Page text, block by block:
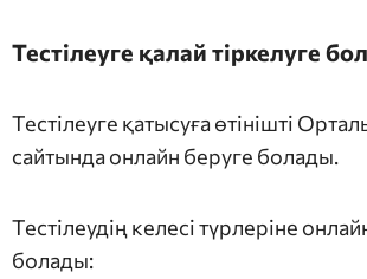
Тестілеуге қалай тіркелуге
Тестілеуге қатысуға өтінішті
сайтында онлайн беруге болады.
Тестілеудің келесі түрлеріне
болады: